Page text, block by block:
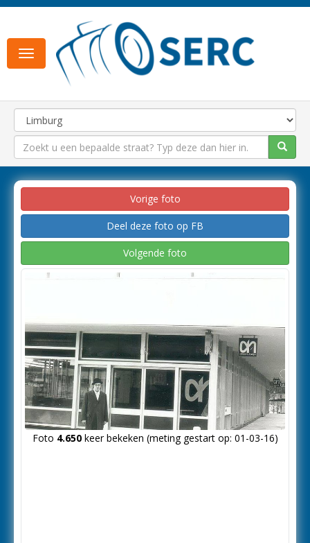
Toggle
navigation
Vorige foto
Deel deze foto op FB
Volgende foto
Foto 4.650keer bekeken (meting gestart op: 01-03-16)